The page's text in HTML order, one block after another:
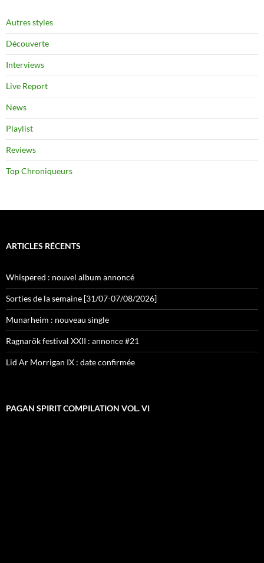
Autres styles
Découverte
Interviews
Live Report
News
Playlist
Reviews
Top Chroniqueurs
ARTICLES RÉCENTS
Whispered : nouvel album annoncé
Sorties de la semaine [31/07-07/08/2026]
Munarheim : nouveau single
Ragnarök festival XXII : annonce #21
Lid Ar Morrigan IX : date confirmée
PAGAN SPIRIT COMPILATION VOL. VI